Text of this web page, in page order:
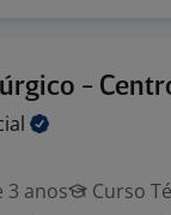
-
3 anos Curso